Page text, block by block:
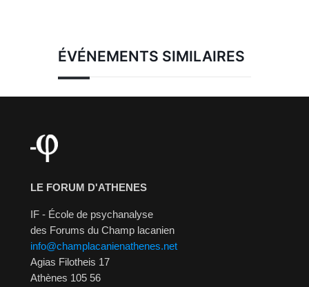
ÉVÉNEMENTS SIMILAIRES
LE FORUM D'ATHENES
IF - École de psychanalyse
des Forums du Champ lacanien
info@champlacanienathenes.net
Agias Filotheis 17
Athènes 105 56